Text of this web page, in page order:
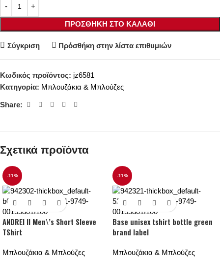
ΠΡΟΣΘΉΚΗ ΣΤΟ ΚΑΛΆΘΙ
Σύγκριση Πρόσθήκη στην λίστα επιθυμιών
Κωδικός προϊόντος: jz6581
Κατηγορία: Μπλουζάκια & Μπλούζες
Share:
Σχετικά προϊόντα
-11%
ANDREI II Men\’s Short Sleeve
TShirt
Μπλουζάκια & Μπλούζες
-11%
Base unisex tshirt bottle green
brand label
Μπλουζάκια & Μπλούζες